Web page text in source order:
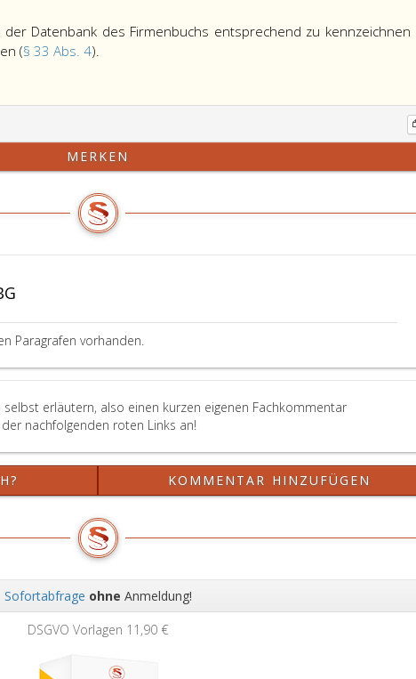
Datenbank des Firmenbuchs entsprechend zu kennzeichnen
(§ 33 Abs. 4).
sind
der
Datenbank
Firmenbuchs
entsprechend
weiter
abfragbar
bleiben
(Paragraph
33,
Absatz
MERKEN
Paragrafen vorhanden.
selbst erläutern, also einen kurzen eigenen Fachkommentar
nachfolgenden roten Links an!
KOMMENTAR HINZUFÜGEN
Sofortabfrage ohne Anmeldung!
DSGVO Vorlagen 11,90 €